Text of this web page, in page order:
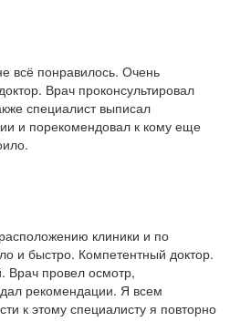
всё понравилось. Очень
Врач проконсультировал
специалист выписал
и порекомендовал к кому еще
клиники и по
и быстро. Компетентный доктор.
провел осмотр,
рекомендации. Я всем
к этому специалисту я повторно